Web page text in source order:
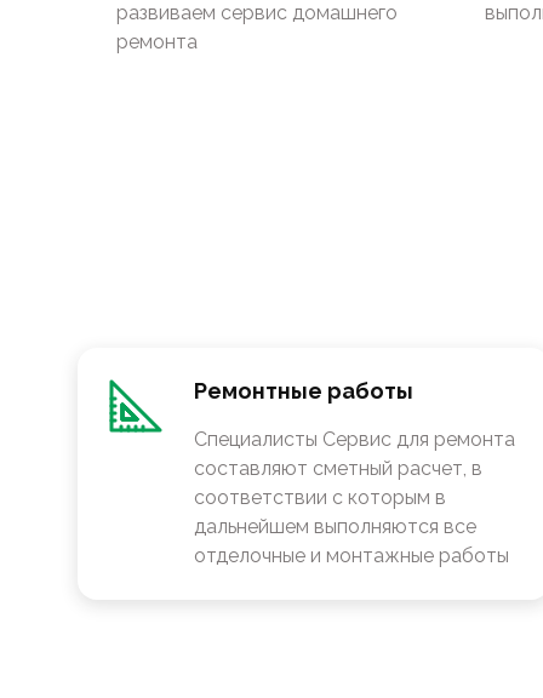
развиваем сервис домашнего
ремонта
Ремонтные работы
Специалисты Сервис для ремонта
составляют сметный расчет, в
соответствии с которым в
дальнейшем выполняются все
отделочные и монтажные работы